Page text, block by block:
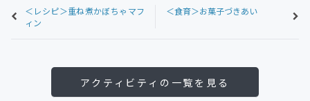
＜レシピ＞重ね煮かぼちゃマフ
ィン
＜食育＞お菓子づきあい
アクティビティの一覧を見る